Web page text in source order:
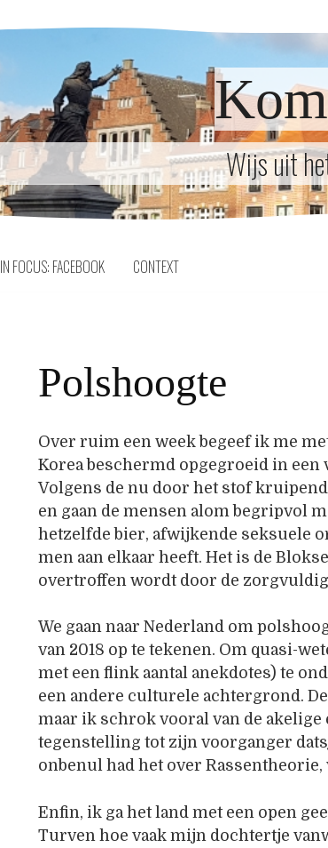
Wijs uit
IN FOCUS: FACEBOOK CONTEXT
Polshoogte
Over ruim een week begeef ik me
Korea beschermd opgegroeid in
Volgens de nu door het stof
en gaan de mensen alom begripvol
hetzelfde bier, afwijkende seksuele
men aan elkaar heeft. Het is de
overtroffen wordt door de
We gaan naar Nederland om
van 2018 op te tekenen. Om quasi-
met een flink aantal anekdotes) te
een andere culturele achtergrond.
maar ik schrok vooral van de
tegenstelling tot zijn voorganger
onbenul had het over
Enfin, ik ga het land met een open
Turven hoe vaak mijn dochtertje